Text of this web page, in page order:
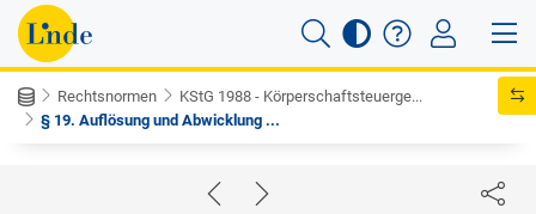
Rechtsnormen
KStG 1988 - Körperschaftsteuerge...
§ 19. Auflösung und Abwicklung ...